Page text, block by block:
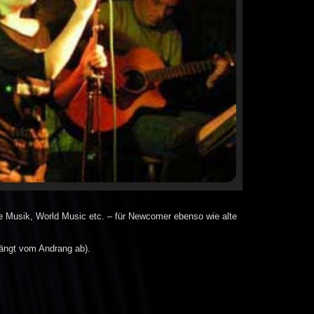
Musik, World Music etc. – für Newcomer ebenso wie alte
vom Andrang ab).